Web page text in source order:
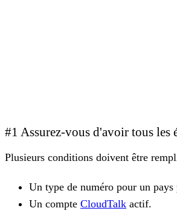
#1 Assurez-vous d'avoir tous les
Plusieurs conditions doivent être
Un type de numéro pour un
Un compte CloudTalk actif.